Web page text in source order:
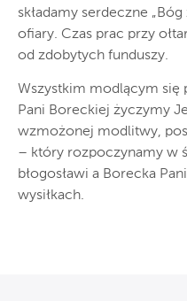
składamy serdeczne
ofiary. Czas prac przy
od zdobytych funduszy.
Wszystkim modlącym się
Pani Boreckiej życzymy
wzmożonej modlitwy,
– który rozpoczynamy w
błogosławi a Borecka
wysiłkach.